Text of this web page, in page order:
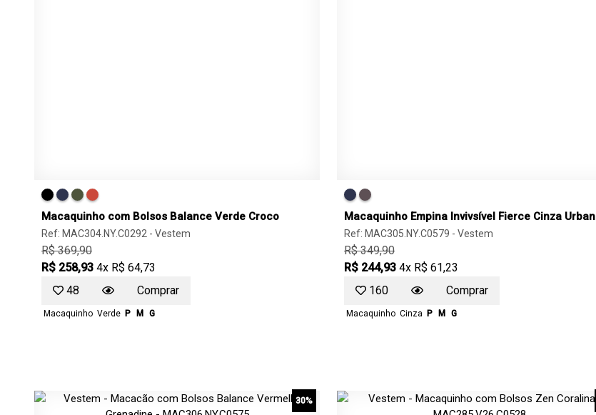
Macaquinho com Bolsos Balance Verde Croco
Ref: MAC304.NY.C0292 - Vestem
R$ 369,90
R$ 258,93 4x R$ 64,73
48
Comprar
Macaquinho Verde P M G
Macaquinho Empina Invivsível Fierce Cinza Urban
Ref: MAC305.NY.C0579 - Vestem
R$ 349,90
R$ 244,93 4x R$ 61,23
160
Comprar
Macaquinho Cinza P M G
30%